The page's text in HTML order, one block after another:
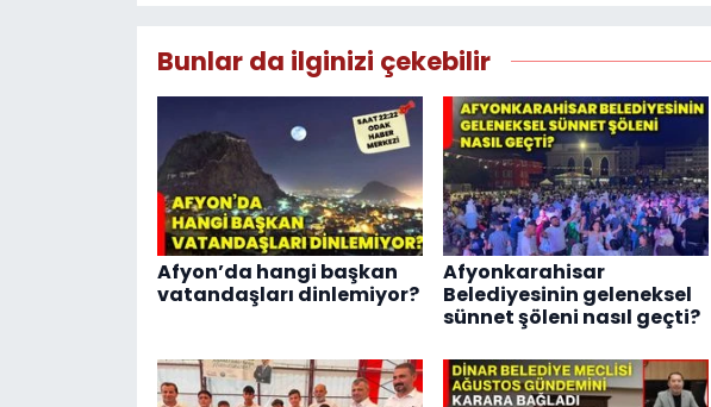
Bunlar da ilginizi çekebilir
Afyon’da hangi başkan
vatandaşları dinlemiyor?
Afyonkarahisar
Belediyesinin geleneksel
sünnet şöleni nasıl geçti?